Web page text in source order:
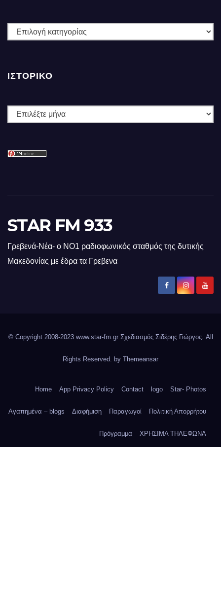
ΚΑΤΗΓΟΡΙΕΣ
ΙΣΤΟΡΙΚΌ
Ιστορικό
STAR FM 933
Γρεβενά-Νέα- ο ΝΟ1 ραδιοφωνικός σταθμός της δυτικής
Μακεδονίας με έδρα τα Γρεβενα
© Copyright 2008-2023 www.star-fm.gr Σχεδιασμός Σιδέρης Γιώργος. All
Rights Reserved. by Themeansar
Home App Privacy Policy Contact logo Star- Photos
Αγαπημένα – blogs Διαφήμιση Παραγωγοί Πολιτική Απορρήτου
Πρόγραμμα ΧΡΗΣΙΜΑ ΤΗΛΕΦΩΝΑ